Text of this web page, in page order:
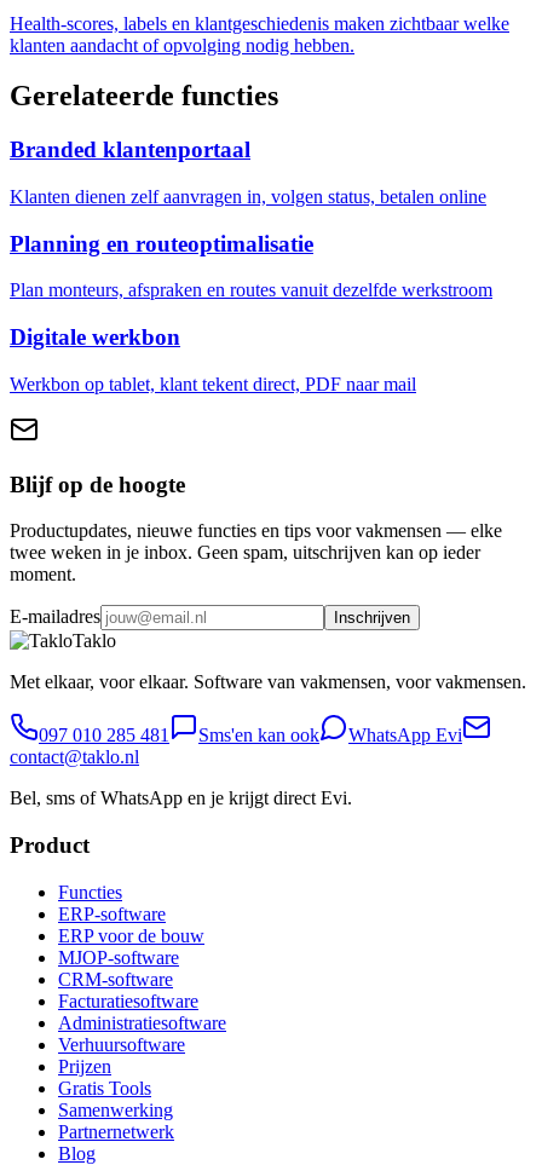
Health-scores, labels en klantgeschiedenis maken zichtbaar welke
klanten aandacht of opvolging nodig hebben.
Gerelateerde functies
Branded klantenportaal
Klanten dienen zelf aanvragen in, volgen status, betalen online
Planning en routeoptimalisatie
Plan monteurs, afspraken en routes vanuit dezelfde werkstroom
Digitale werkbon
Werkbon op tablet, klant tekent direct, PDF naar mail
Blijf op de hoogte
Productupdates, nieuwe functies en tips voor vakmensen — elke
twee weken in je inbox. Geen spam, uitschrijven kan op ieder
moment.
E-mailadres Inschrijven
Taklo
Met elkaar, voor elkaar. Software van vakmensen, voor vakmensen.
097 010 285 481 Sms'en kan ook
WhatsApp Evi
contact@taklo.nl
Bel, sms of WhatsApp en je krijgt direct Evi.
Product
Functies
ERP-software
ERP voor de bouw
MJOP-software
CRM-software
Facturatiesoftware
Administratiesoftware
Verhuursoftware
Prijzen
Gratis Tools
Samenwerking
Partnernetwerk
Blog